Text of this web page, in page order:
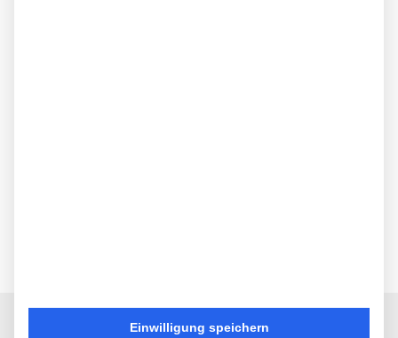
Einwilligung speichern